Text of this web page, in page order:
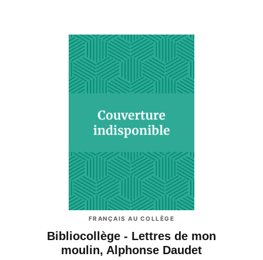
FRANÇAIS AU COLLÈGE
Bibliocollège - Lettres de mon
moulin, Alphonse Daudet